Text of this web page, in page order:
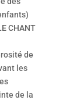
CHANT
de
les
de la